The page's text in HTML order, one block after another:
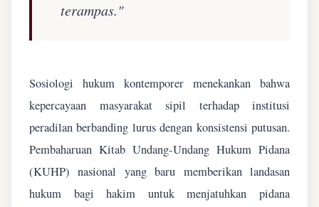
terampas."
Sosiologi hukum kontemporer menekankan bahwa
kepercayaan masyarakat sipil terhadap institusi
peradilan berbanding lurus dengan konsistensi putusan.
Pembaharuan Kitab Undang-Undang Hukum Pidana
(KUHP) nasional yang baru memberikan landasan
hukum bagi hakim untuk menjatuhkan pidana